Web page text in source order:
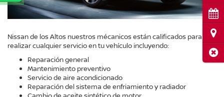
Nissan de los Altos nuestros mécanicos están calificados para
realizar cualquier servicio en tu vehículo incluyendo:
Reparación general
Mantenimiento preventivo
Servicio de aire acondicionado
Reparación del sistema de enfriamiento y radiador